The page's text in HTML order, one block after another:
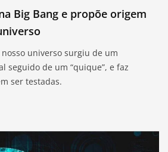
Big Bang e propõe origem
universo surgiu de um
seguido de um “quique”, e faz
ser testadas.